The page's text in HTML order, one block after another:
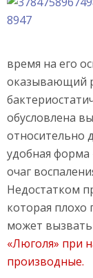
время на его
оказывающий
обусловлена
относительно
удобная форма
очаг
Недостатком
которая плохо
может вызвать
«Люголя» при
производные.